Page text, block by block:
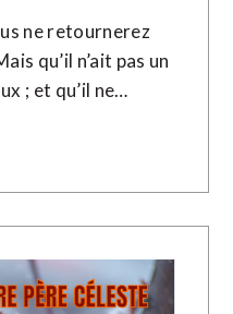
ne retournerez
qu’il n’ait pas un
; et qu’il ne…